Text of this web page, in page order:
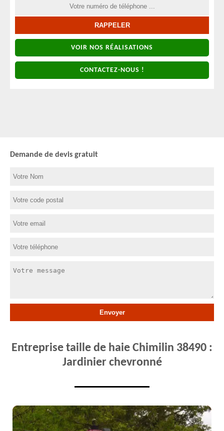
VOIR NOS RÉALISATIONS
CONTACTEZ-NOUS !
Demande de devis gratuit
Entreprise taille de haie Chimilin 38490 :
Jardinier chevronné